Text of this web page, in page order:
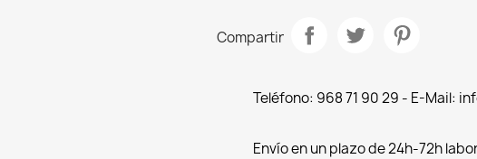
Compartir
Teléfono: 968 71 90 29 - E-Mail:
Envío en un plazo de 24h-72h